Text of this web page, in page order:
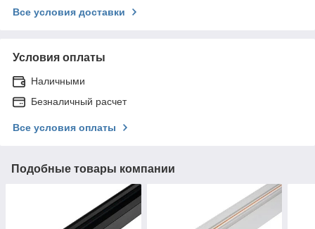
Все условия доставки
Условия оплаты
Наличными
Безналичный расчет
Все условия оплаты
Подобные товары компании